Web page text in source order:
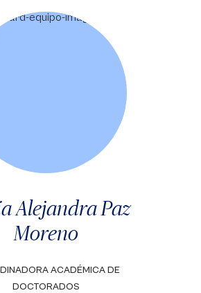
Alejandra Paz
Moreno
ACADÉMICA DE
DOCTORADOS